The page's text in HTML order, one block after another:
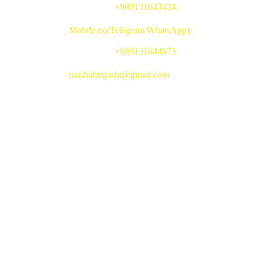
+989131643424
Mobile no(Telegram/WhatsApp):
+989131644673
mashahirgasht@gmail.com